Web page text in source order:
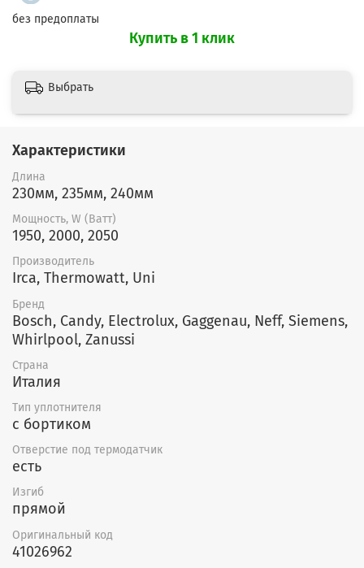
без предоплаты
Купить в 1 клик
Выбрать
Характеристики
Длина
230мм, 235мм, 240мм
Мощность, W (Ватт)
1950, 2000, 2050
Производитель
Irca, Thermowatt, Uni
Бренд
Bosch, Candy, Electrolux, Gaggenau, Neff, Siemens,
Whirlpool, Zanussi
Страна
Италия
Тип уплотнителя
с бортиком
Отверстие под термодатчик
есть
Изгиб
прямой
Оригинальный код
41026962